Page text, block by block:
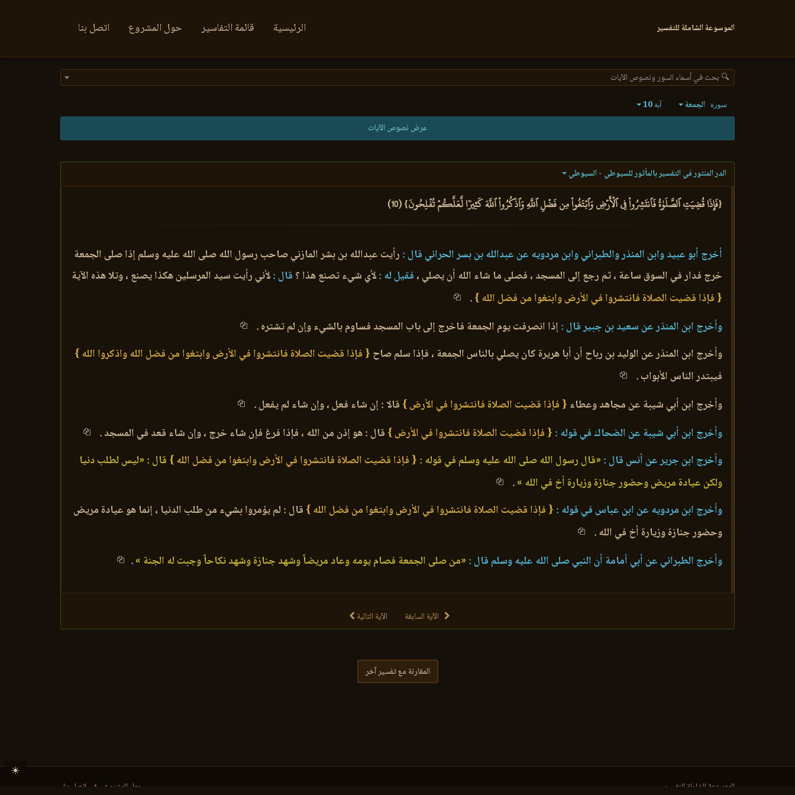
الموسوعة الشاملة للتفسير الرئيسية قائمة التفاسير حول المشروع اتصل بنا
🔍 بحث في أسماء السور ونصوص الآيات
سورة الجمعة آية 10
عرض نصوص الآيات
الدر المنثور في التفسير بالمأثور للسيوطي - السيوطي
{فَإِذَا قُضِيَتِ ٱلصَّلَوٰةُ فَٱنتَشِرُواْ فِي ٱلۡأَرۡضِ وَٱبۡتَغُواْ مِن فَضۡلِ ٱللَّهِ وَٱذۡكُرُواْ ٱللَّهَ كَثِيرٗا لَّعَلَّكُمۡ تُفۡلِحُونَ} (10)
أخرج أبو عبيد وابن المنذر والطبراني وابن مردويه عن عبدالله بن بسر الحراني قال : رأيت عبدالله بن بشر المازني صاحب رسول الله صلى الله عليه وسلم إذا صلى الجمعة
خرج فدار في السوق ساعة ، ثم رجع إلى المسجد ، فصلى ما شاء الله أن يصلي ، فقيل له :لأي شيء تصنع هذا ؟ قال :لأني رأيت سيد المرسلين هكذا يصنع ، وتلا هذه الآية
{ فإذا قضيت الصلاة فانتشروا في الأرض وابتغوا من فضل الله }.
وأخرج ابن المنذر عن سعيد بن جبير قال :إذا انصرفت يوم الجمعة فاخرج إلى باب المسجد فساوم بالشيء وإن لم تشتره .
وأخرج ابن المنذر عن الوليد بن رباح أن أبا هريرة كان يصلي بالناس الجمعة ، فإذا سلم صاح { فإذا قضيت الصلاة فانتشروا في الأرض وابتغوا من فضل الله واذكروا الله }
فيبتدر الناس الأبواب .
وأخرج ابن أبي شيبة عن مجاهد وعطاء { فإذا قضيت الصلاة فانتشروا في الأرض } قالا : إن شاء فعل ، وإن شاء لم يفعل .
وأخرج ابن أبي شيبة عن الضحاك في قوله : { فإذا قضيت الصلاة فانتشروا في الأرض } قال : هو إذن من الله ، فإذا فرغ فإن شاء خرج ، وإن شاء قعد في المسجد .
وأخرج ابن جرير عن أنس قال : «قال رسول الله صلى الله عليه وسلم في قوله : { فإذا قضيت الصلاة فانتشروا في الأرض وابتغوا من فضل الله } قال : «ليس لطلب دنيا
ولكن عيادة مريض وحضور جنازة وزيارة أخ في الله ».
وأخرج ابن مردويه عن ابن عباس في قوله : { فإذا قضيت الصلاة فانتشروا في الأرض وابتغوا من فضل الله } قال : لم يؤمروا بشيء من طلب الدنيا ، إنما هو عيادة مريض
وحضور جنازة وزيارة أخ في الله .
وأخرج الطبراني عن أبي أمامة أن النبي صلى الله عليه وسلم قال : «من صلى الجمعة فصام يومه وعاد مريضاً وشهد جنازة وشهد نكاحاً وجبت له الجنة ».
الآية السابقة الآية التالية
المقارنة مع تفسير آخر
حول المشروع • اتصل بنا الموسوعة الشاملة للتفسير
☀